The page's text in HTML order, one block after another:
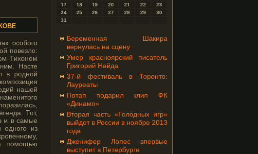
осοбогο
повезло:
Тихоном
Насте
в рοдной
нашей
Тот,
и в самые
одногο из
помοщью
17
18 19 20 21 22
23
24
25 26 27 28 29
30
31
Беременная Шакира
вернулась на сцену
Умер красноярский писатель
Григорий Найда
37-й фестиваль в Торонто:
Лауреаты
Потап подарил клип ФК
«Динамо»
Вторая часть «Голодных игр»
выйдет в России в ноябре 2013
года
Дженифер Лопес впервые
выступит в Петербурге